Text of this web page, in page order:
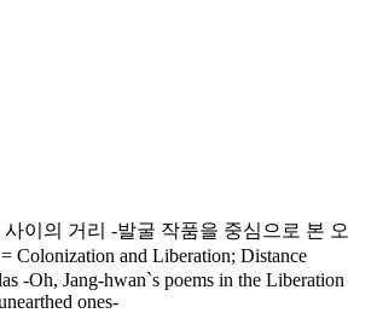
이의 거리 -발굴 작품을 중심으로 본 오
Colonization and Liberation; Distance
-Oh, Jang-hwan`s poems in the Liberation
ones-